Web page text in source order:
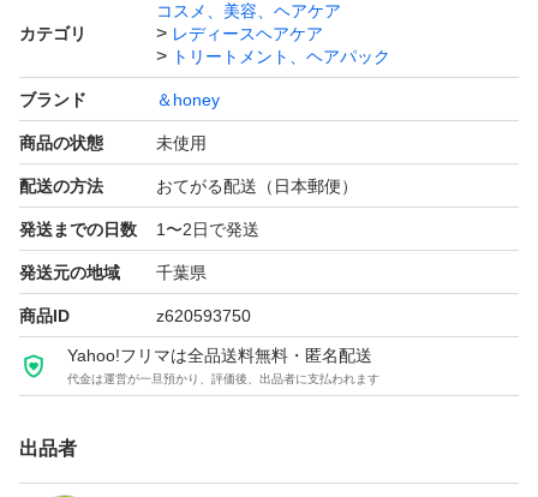
プチプチで梱包し、発送いたします。
紙製の外袋（ゆうパケットポストmini封筒等）を使用する
場合がございます。
・商品の状態について
新品未使用ですが、自宅保管のため完璧を求める方はご購
入をお控えください（商品に擦れや汚れ等がある場合がご
ざいます）。
・正規品に関する質問について
出品商品は全て正規品になります。少しでも気にされる方
はご購入をお控えください。
カテゴリ
コスメ、美容、ヘアケア
レディースヘアケア
トリートメント、ヘアパック
ブランド ＆honey
商品の状態 未使用
配送の方法 おてがる配送（日本郵便）
発送までの日数 1〜2日で発送
発送元の地域 千葉県
商品ID z620593750
Yahoo!フリマは全品送料無料・匿名配送
代金は運営が一旦預かり、評価後、出品者に支払われます
出品者